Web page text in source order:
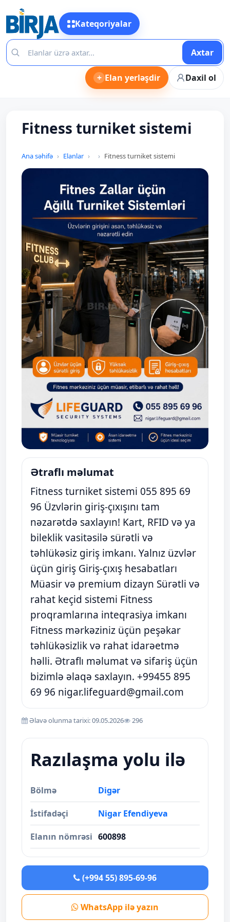
Kateqoriyalar
Axtar
+ Elan yerləşdir Daxil ol
Fitness turniket sistemi
Ana səhifə Elanlar Fitness turniket sistemi
Ətraflı məlumat
Fitness turniket sistemi 055 895 69
96 Üzvlərin giriş-çıxışını tam
nəzarətdə saxlayın! Kart, RFID və ya
bileklik vasitəsilə sürətli və
təhlükəsiz giriş imkanı. Yalnız üzvlər
üçün giriş Giriş-çıxış hesabatları
Müasir və premium dizayn Sürətli və
rahat keçid sistemi Fitness
proqramlarına inteqrasiya imkanı
Fitness mərkəziniz üçün peşəkar
təhlükəsizlik və rahat idarəetmə
həlli. Ətraflı məlumat və sifariş üçün
bizimlə əlaqə saxlayın. +99455 895
69 96 nigar.lifeguard@gmail.com
Əlavə olunma tarixi: 09.05.2026 296
Razılaşma yolu ilə
Bölmə Digər
İstifadəçi Nigar Efendiyeva
Elanın nömrəsi 600898
(+994 55) 895-69-96
WhatsApp ilə yazın